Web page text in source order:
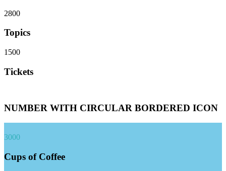
Χανιά
(ΚΤΕΟ)
Βελτιώσεις
Διαγνωστικός
Έλεγχος
Χανιά
2800
Topics
1500
Tickets
NUMBER WITH CIRCULAR BORDERED ICON
3000
Cups of Coffee